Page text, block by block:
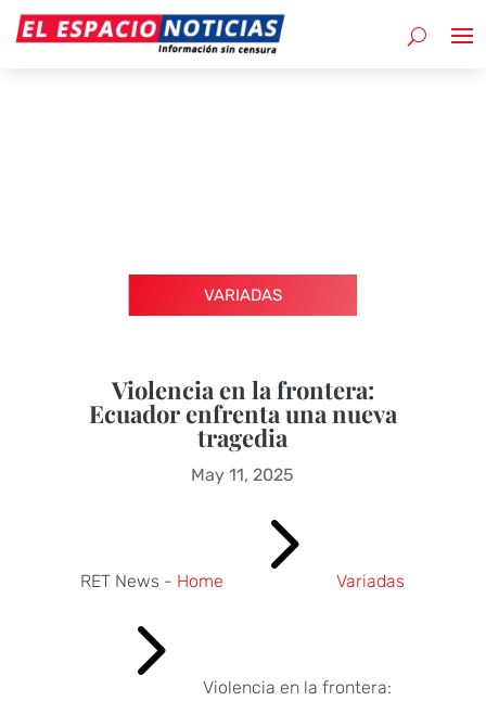
VARIADAS
Violencia en la frontera:
Ecuador enfrenta una nueva
tragedia
May 11, 2025
RET News - Home 5 Variadas
5
Violencia en la frontera: